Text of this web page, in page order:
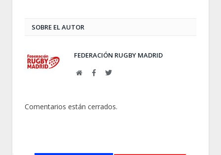
SOBRE EL AUTOR
FEDERACIÓN RUGBY MADRID
WebFacebookTwitter
Comentarios están cerrados.